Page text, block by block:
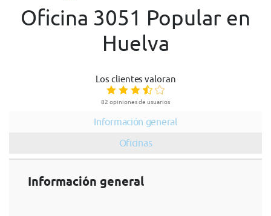
Oficina 3051 Popular en
Huelva
Los clientes valoran
82 opiniones de usuarios
Información general
Oficinas
Información general